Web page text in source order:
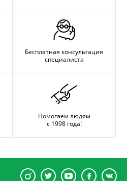
Бесплатная консультация
специалиста
Помогаем людям
с 1998 года!